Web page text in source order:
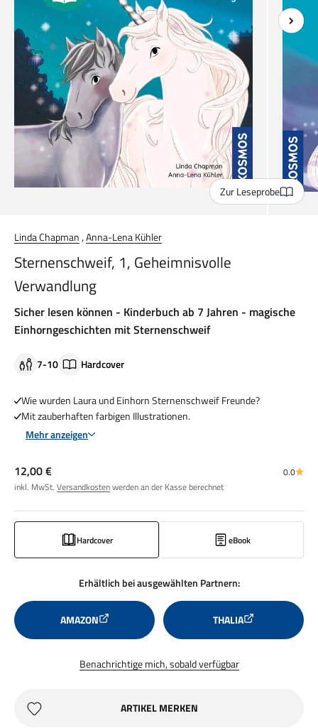
Zur Leseprobe
Linda Chapman,Anna-Lena Kühler
Sternenschweif, 1, Geheimnisvolle
Verwandlung
Sicher lesen können - Kinderbuch ab 7 Jahren - magische
Einhorngeschichten mit Sternenschweif
7-10 Hardcover
Wie wurden Laura und Einhorn Sternenschweif Freunde?
Mit zauberhaften farbigen Illustrationen.
Mehr anzeigen
Angebot
12,00 €
inkl. MwSt. Versandkostenwerden an der Kasse berechnet
0.0
Hardcover eBook
Erhältlich bei ausgewählten Partnern:
AMAZON THALIA
Benachrichtige mich, sobald verfügbar
ARTIKEL MERKEN